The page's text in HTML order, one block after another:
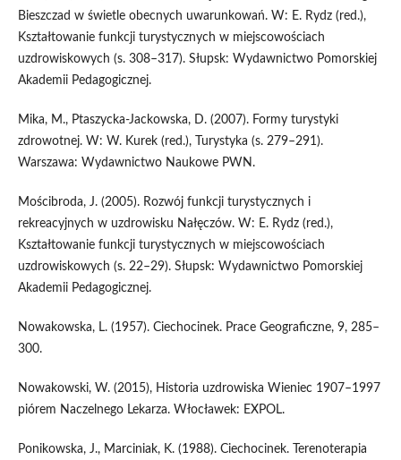
Bieszczad w świetle obecnych uwarunkowań. W: E. Rydz (red.),
Kształtowanie funkcji turystycznych w miejscowościach
uzdrowiskowych (s. 308–317). Słupsk: Wydawnictwo Pomorskiej
Akademii Pedagogicznej.
Mika, M., Ptaszycka-Jackowska, D. (2007). Formy turystyki
zdrowotnej. W: W. Kurek (red.), Turystyka (s. 279–291).
Warszawa: Wydawnictwo Naukowe PWN.
Mościbroda, J. (2005). Rozwój funkcji turystycznych i
rekreacyjnych w uzdrowisku Nałęczów. W: E. Rydz (red.),
Kształtowanie funkcji turystycznych w miejscowościach
uzdrowiskowych (s. 22–29). Słupsk: Wydawnictwo Pomorskiej
Akademii Pedagogicznej.
Nowakowska, L. (1957). Ciechocinek. Prace Geograficzne, 9, 285–
300.
Nowakowski, W. (2015), Historia uzdrowiska Wieniec 1907–1997
piórem Naczelnego Lekarza. Włocławek: EXPOL.
Ponikowska, J., Marciniak, K. (1988). Ciechocinek. Terenoterapia